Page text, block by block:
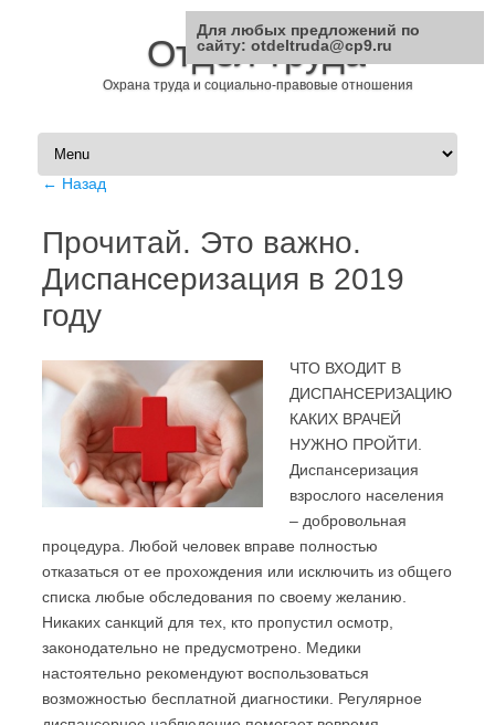
Отдел труда
Охрана труда и социально-правовые отношения
Перейти к содержимому
← Назад
Прочитай. Это важно.
Диспансеризация в 2019
году
ЧТО ВХОДИТ В
ДИСПАНСЕРИЗАЦИЮ
КАКИХ ВРАЧЕЙ
НУЖНО ПРОЙТИ.
Диспансеризация
взрослого населения
– добровольная
процедура. Любой человек вправе полностью
отказаться от ее прохождения или исключить из общего
списка любые обследования по своему желанию.
Никаких санкций для тех, кто пропустил осмотр,
законодательно не предусмотрено. Медики
настоятельно рекомендуют воспользоваться
возможностью бесплатной диагностики. Регулярное
Для любых предложений по
сайту: otdeltruda@cp9.ru